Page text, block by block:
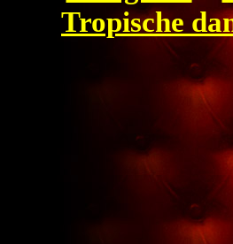
Tropische